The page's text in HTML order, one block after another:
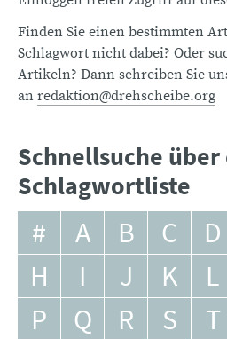
Finden Sie einen bestimmten
Schlagwort nicht dabei? Oder
Artikeln? Dann schreiben Sie
an redaktion@drehscheibe.org
Schnellsuche über
Schlagwortliste
# A B C D
H
I J K L
P
Q R S T